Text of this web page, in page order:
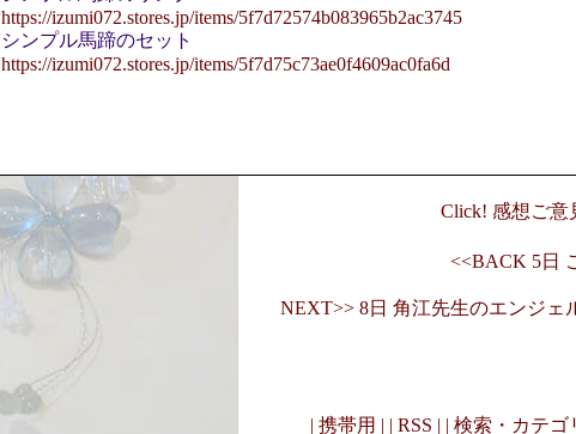
https://izumi072.stores.jp/items/5f7d72574b083965b2ac3745
シンプル馬蹄のセット
https://izumi072.stores.jp/items/5f7d75c73ae0f4609ac0fa6d
Click! 感想ご意
<<BACK 5日
NEXT>> 8日 角江先生のエンジェ
| 携帯用 | | RSS | | 検索・カテゴ